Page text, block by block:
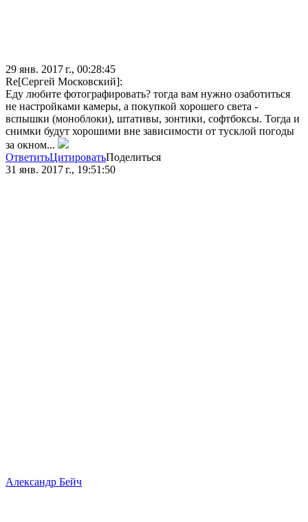
29 янв. 2017 г., 00:28:45
Re[Сергей Московский]:
Еду любите фотографировать? тогда вам нужно озаботиться
не настройками камеры, а покупкой хорошего света -
вспышки (моноблоки), штативы, зонтики, софтбоксы. Тогда и
снимки будут хорошими вне зависимости от тусклой погоды
за окном...
ОтветитьЦитироватьПоделиться
31 янв. 2017 г., 19:51:50
Александр Бейч